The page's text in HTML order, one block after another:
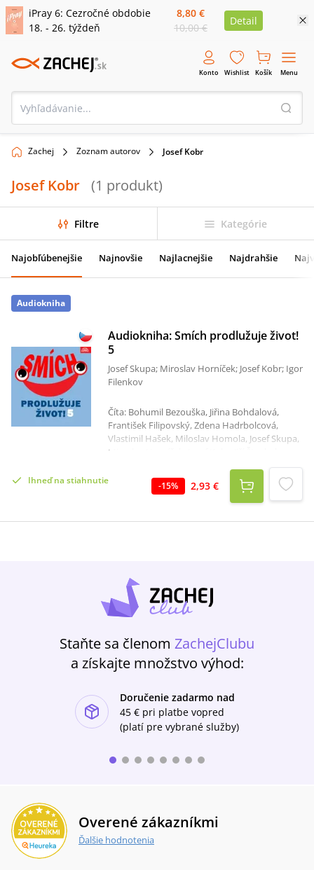
iPray 6: Cezročné obdobie
18. - 26. týždeň
8,80 €
10,00 €
Detail
Konto Wishlist Košík Menu
Zachej Zoznam autorov Josef Kobr
Josef Kobr (1 produkt)
Filtre Kategórie
Najobľúbenejšie Najnovšie Najlacnejšie Najdrahšie
Audiokniha
Audiokniha: Smích prodlužuje život!
5
Josef Skupa; Miroslav Horníček; Josef Kobr; Igor
Filenkov
Číta: Bohumil Bezouška, Jiřina Bohdalová,
František Filipovský, Zdena Hadrbolcová,
Vlastimil Hašek, Miloslav Homola, Josef Skupa,
Miroslav Horníček, Josef Kobr, Jiří Štuchal,
Luděk Kopřiva, František Hanus, Jan Libíček,
Bedřich Zelenka, Lubomír Kostelka, Lubomír
Lipský, Milan Neděla, Jiří Lír, Jiří Šašek, Josef
Hlinomaz, Josef Gruss Celkový čas: 1 hodina 18
minút ...aneb Usmívejte se na život a život se
Marcus Tullius)Humor a satira jsou jako
milenec a milenka; kde jednoho není, tam
druhý smutně hledí (Jan Neruda)a nakonec:
páté album stejného názvu představuje
plejádu skvělých vypravěčů - tentokrát se o
váš úsměv zaslouží Josef Skupa, Miroslav
Jiřina Bohdalová, Jiří Štuchal a další
Ihneď na stiahnutie -15% 2,93 €
Staňte sa členom ZachejClubu
a získajte množstvo výhod:
Doručenie zadarmo nad
45 € pri platbe vopred
(platí pre vybrané služby)
Overené zákazníkmi
Ďalšie hodnotenia